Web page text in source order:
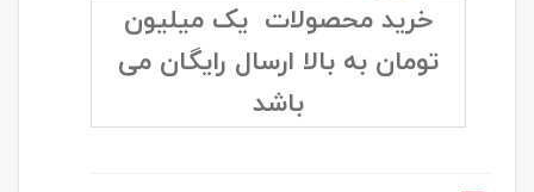
خرید محصولات یک میلیون
تومان به بالا ارسال رایگان می
باشد